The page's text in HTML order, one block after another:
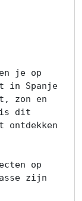
je op
in Spanje
zon en
is dit
op
zijn